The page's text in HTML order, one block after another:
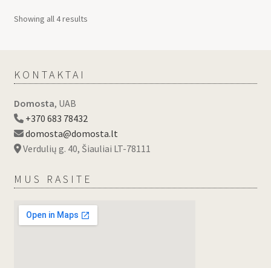
Showing all 4 results
KONTAKTAI
Domosta, UAB
+370 683 78432
domosta@domosta.lt
Verdulių g. 40, Šiauliai LT-78111
MUS RASITE